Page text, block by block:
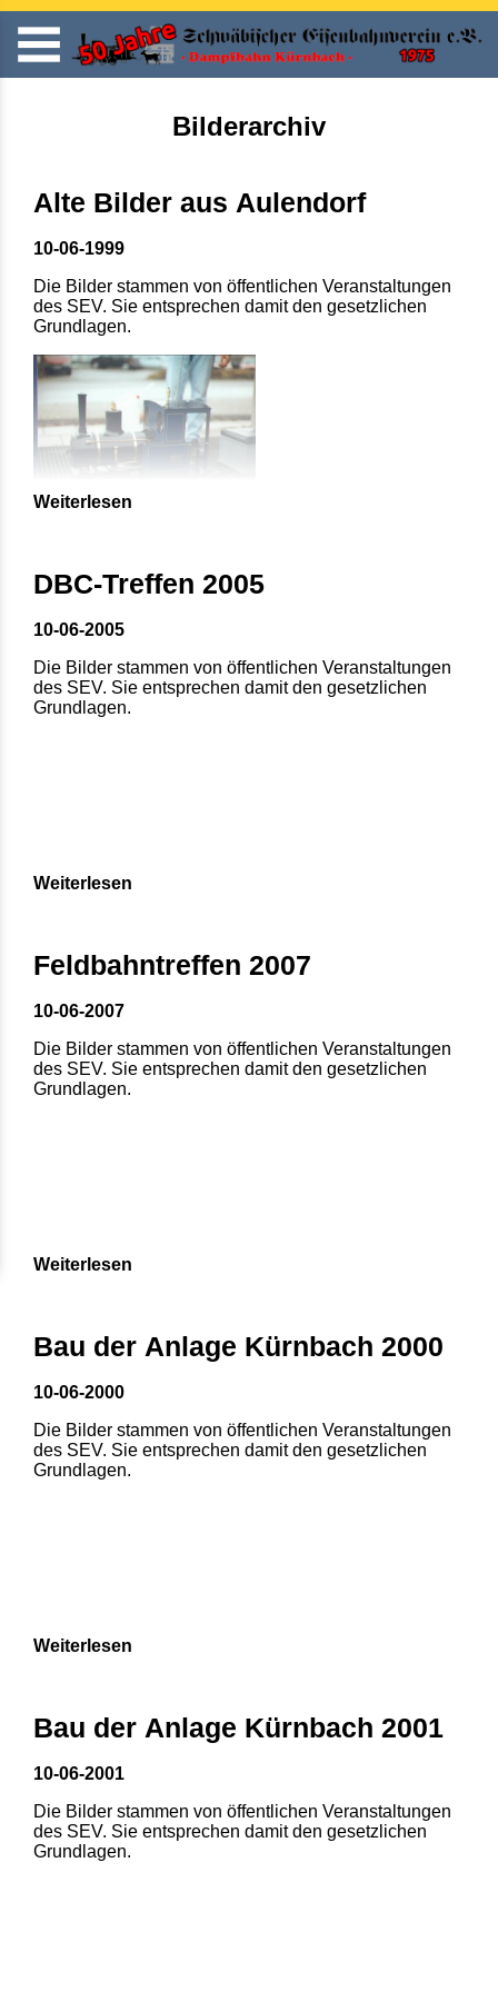
Bilderarchiv
Alte Bilder aus Aulendorf
10-06-1999
Die Bilder stammen von öffentlichen Veranstaltungen
des SEV. Sie entsprechen damit den gesetzlichen
Grundlagen.
Weiterlesen
DBC-Treffen 2005
10-06-2005
Die Bilder stammen von öffentlichen Veranstaltungen
des SEV. Sie entsprechen damit den gesetzlichen
Grundlagen.
Weiterlesen
Feldbahntreffen 2007
10-06-2007
Die Bilder stammen von öffentlichen Veranstaltungen
des SEV. Sie entsprechen damit den gesetzlichen
Grundlagen.
Weiterlesen
Bau der Anlage Kürnbach 2000
10-06-2000
Die Bilder stammen von öffentlichen Veranstaltungen
des SEV. Sie entsprechen damit den gesetzlichen
Grundlagen.
Weiterlesen
Bau der Anlage Kürnbach 2001
10-06-2001
Die Bilder stammen von öffentlichen Veranstaltungen
des SEV. Sie entsprechen damit den gesetzlichen
Grundlagen.